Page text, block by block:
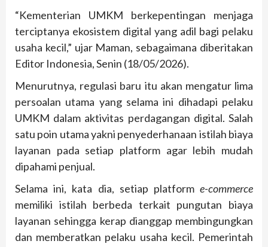
“Kementerian UMKM berkepentingan menjaga
terciptanya ekosistem digital yang adil bagi pelaku
usaha kecil,” ujar Maman, sebagaimana diberitakan
Editor Indonesia, Senin (18/05/2026).
Menurutnya, regulasi baru itu akan mengatur lima
persoalan utama yang selama ini dihadapi pelaku
UMKM dalam aktivitas perdagangan digital. Salah
satu poin utama yakni penyederhanaan istilah biaya
layanan pada setiap platform agar lebih mudah
dipahami penjual.
Selama ini, kata dia, setiap platform e-commerce
memiliki istilah berbeda terkait pungutan biaya
layanan sehingga kerap dianggap membingungkan
dan memberatkan pelaku usaha kecil. Pemerintah